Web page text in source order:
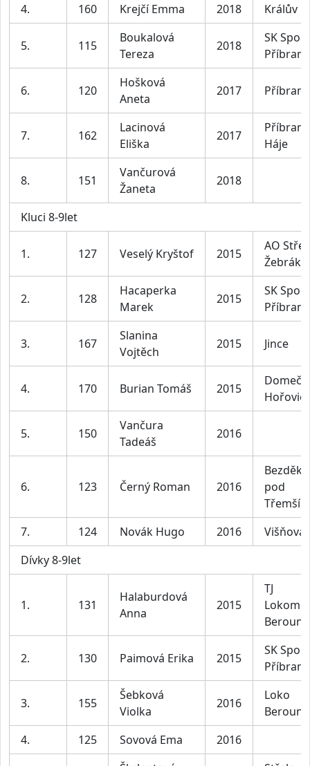
4.
160 Krejčí Emma 2018 Králův
5. 115
Boukalová
Tereza
2018
SK
Příbram
6. 120
Hošková
Aneta
2017 Příbram
7. 162
Lacinová
Eliška
2017
Příbram
Háje
8. 151
Vančurová
Žaneta
2018
Kluci 8-9let
1. 127 Veselý Kryštof 2015
AO
Žebrák
2. 128
Hacaperka
Marek
2015
SK
Příbram
3. 167
Slanina
Vojtěch
2015 Jince
4. 170 Burian Tomáš 2015
5. 150
Vančura
Tadeáš
2016
6. 123 Černý Roman 2016
pod
7.
124 Novák Hugo 2016
Višňová
Dívky 8-9let
1. 131
Halaburdová
Anna
2015
TJ
Beroun
2. 130 Paimová Erika 2015
SK
Příbram
3. 155
Šebková
Violka
2016
Loko
Beroun
4.
125 Sovová Ema 2016